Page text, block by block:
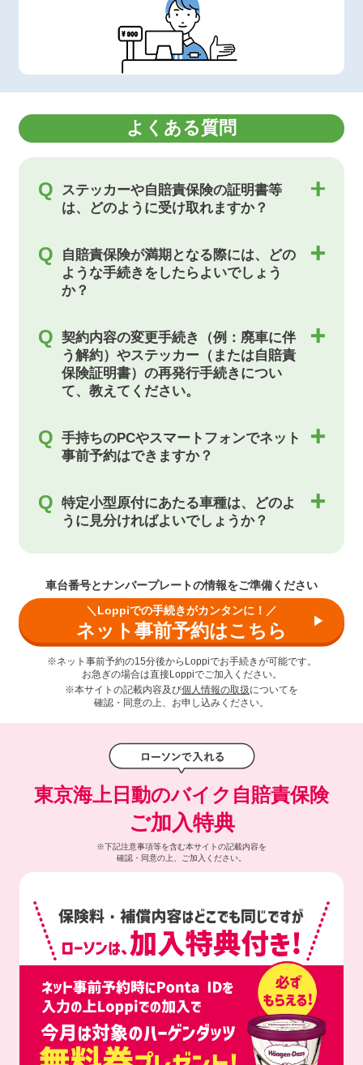
よくある質問
Q
ステッカーや自賠責保険の証明書等
は、どのように受け取れますか？
Q
自賠責保険が満期となる際には、どの
ような手続きをしたらよいでしょう
か？
Q
契約内容の変更手続き（例：廃車に伴
う解約）やステッカー（または自賠責
保険証明書）の再発行手続きについ
て、教えてください。
Q
手持ちのPCやスマートフォンでネット
事前予約はできますか？
Q
特定小型原付にあたる車種は、どのよ
うに見分ければよいでしょうか？
車台番号とナンバープレートの情報をご準備ください
＼Loppiでの手続きがカンタンに！／
ネット事前予約はこちら
※ネット事前予約の15分後からLoppiでお手続きが可能です。
お急ぎの場合は直接Loppiでご加入ください。
※本サイトの記載内容及び個人情報の取扱についてを
確認・同意の上、お申し込みください。
東京海上日動のバイク自賠責保険
ご加入特典
※下記注意事項等を含む本サイトの記載内容を
確認・同意の上、ご加入ください。